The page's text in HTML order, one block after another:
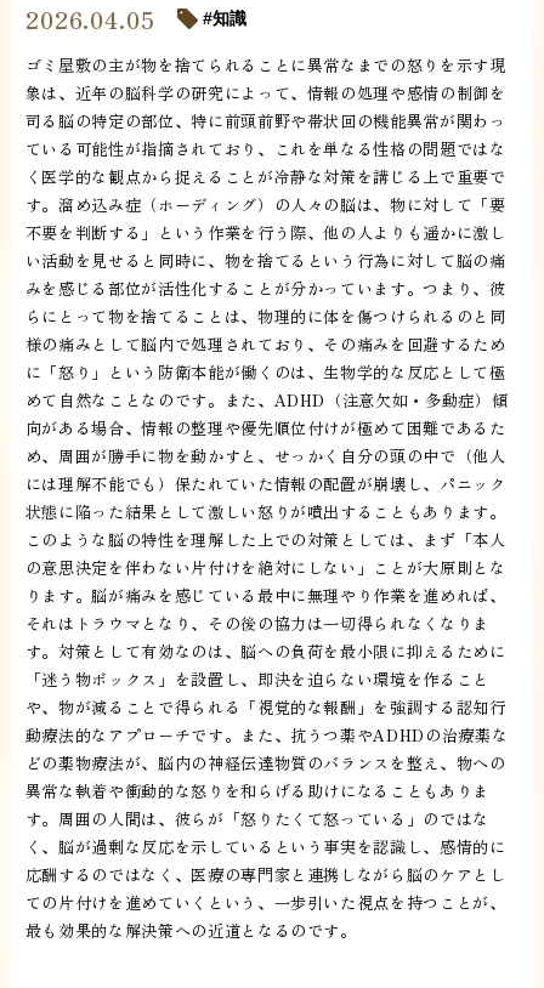
2026.04.05 知識
ゴミ屋敷の主が物を捨てられることに異常なまでの怒りを示す現
象は、近年の脳科学の研究によって、情報の処理や感情の制御を
司る脳の特定の部位、特に前頭前野や帯状回の機能異常が関わっ
ている可能性が指摘されており、これを単なる性格の問題ではな
く医学的な観点から捉えることが冷静な対策を講じる上で重要で
す。溜め込み症（ホーディング）の人々の脳は、物に対して「要
不要を判断する」という作業を行う際、他の人よりも遥かに激し
い活動を見せると同時に、物を捨てるという行為に対して脳の痛
みを感じる部位が活性化することが分かっています。つまり、彼
らにとって物を捨てることは、物理的に体を傷つけられるのと同
様の痛みとして脳内で処理されており、その痛みを回避するため
に「怒り」という防衛本能が働くのは、生物学的な反応として極
めて自然なことなのです。また、ADHD（注意欠如・多動症）傾
向がある場合、情報の整理や優先順位付けが極めて困難であるた
め、周囲が勝手に物を動かすと、せっかく自分の頭の中で（他人
には理解不能でも）保たれていた情報の配置が崩壊し、パニック
状態に陥った結果として激しい怒りが噴出することもあります。
このような脳の特性を理解した上での対策としては、まず「本人
の意思決定を伴わない片付けを絶対にしない」ことが大原則とな
ります。脳が痛みを感じている最中に無理やり作業を進めれば、
それはトラウマとなり、その後の協力は一切得られなくなりま
す。対策として有効なのは、脳への負荷を最小限に抑えるために
「迷う物ボックス」を設置し、即決を迫らない環境を作ること
や、物が減ることで得られる「視覚的な報酬」を強調する認知行
動療法的なアプローチです。また、抗うつ薬やADHDの治療薬な
どの薬物療法が、脳内の神経伝達物質のバランスを整え、物への
異常な執着や衝動的な怒りを和らげる助けになることもありま
す。周囲の人間は、彼らが「怒りたくて怒っている」のではな
く、脳が過剰な反応を示しているという事実を認識し、感情的に
応酬するのではなく、医療の専門家と連携しながら脳のケアとし
ての片付けを進めていくという、一歩引いた視点を持つことが、
最も効果的な解決策への近道となるのです。